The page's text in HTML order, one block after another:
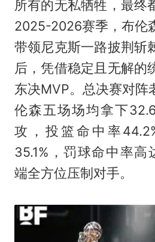
所有的无私牺牲，最终
2025-2026赛季，布伦
带领尼克斯一路披荆斩
后，凭借稳定且无解的
东决MVP。总决赛对阵
伦森五场场均拿下
攻，投篮命中率
35.1%，罚球命中率高
端全方位压制对手。